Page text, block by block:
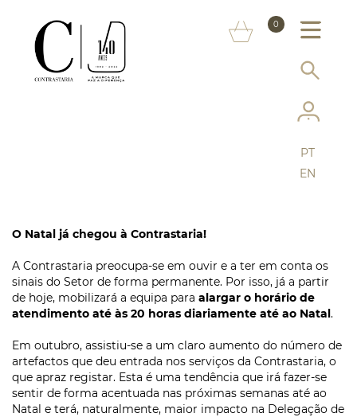
0
INFORMAÇÃO AO CONSUMIDOR
SERVIÇOS
MAIS CONTRASTARIA
PT
EN
O Natal já chegou à Contrastaria!
A Contrastaria preocupa-se em ouvir e a ter em conta os
sinais do Setor de forma permanente. Por isso, já a partir
de hoje, mobilizará a equipa para alargar o horário de
atendimento até às 20 horas diariamente até ao Natal.
Em outubro, assistiu-se a um claro aumento do número de
artefactos que deu entrada nos serviços da Contrastaria, o
que apraz registar. Esta é uma tendência que irá fazer-se
sentir de forma acentuada nas próximas semanas até ao
Natal e terá, naturalmente, maior impacto na Delegação de